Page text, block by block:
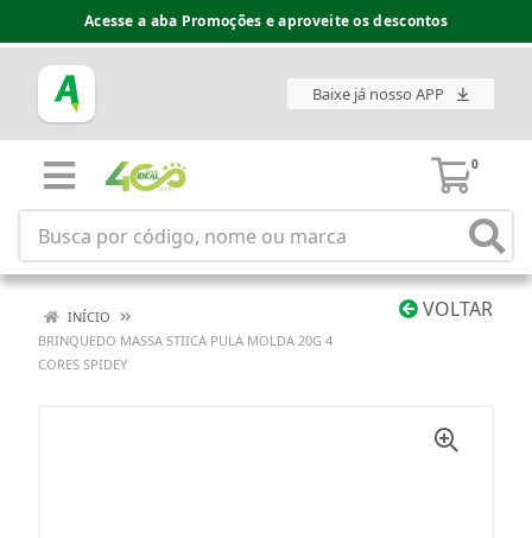
Acesse a aba Promoções e aproveite os descontos
Baixe já nosso APP
0
VOLTAR
INÍCIO
BRINQUEDO MASSA STIICA PULA MOLDA 20G 4
CORES SPIDEY